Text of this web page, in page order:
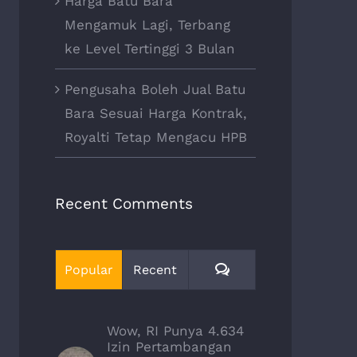
Mengamuk Lagi, Terbang
ke Level Tertinggi 3 Bulan
Pengusaha Boleh Jual Batu
Bara Sesuai Harga Kontrak,
Royalti Tetap Mengacu HPB
Recent Comments
Popular Recent Comments
Wow, RI Punya 4.634
Izin Pertambangan